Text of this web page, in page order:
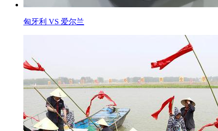
匈牙利 VS 爱尔兰